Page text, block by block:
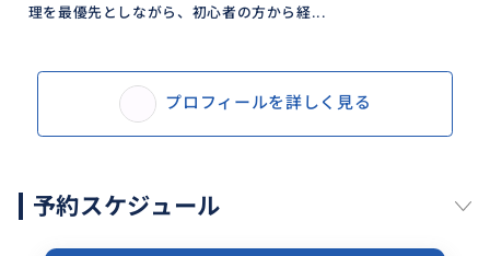
理を最優先としながら、初心者の方から経...
プロフィールを詳しく見る
予約スケジュール